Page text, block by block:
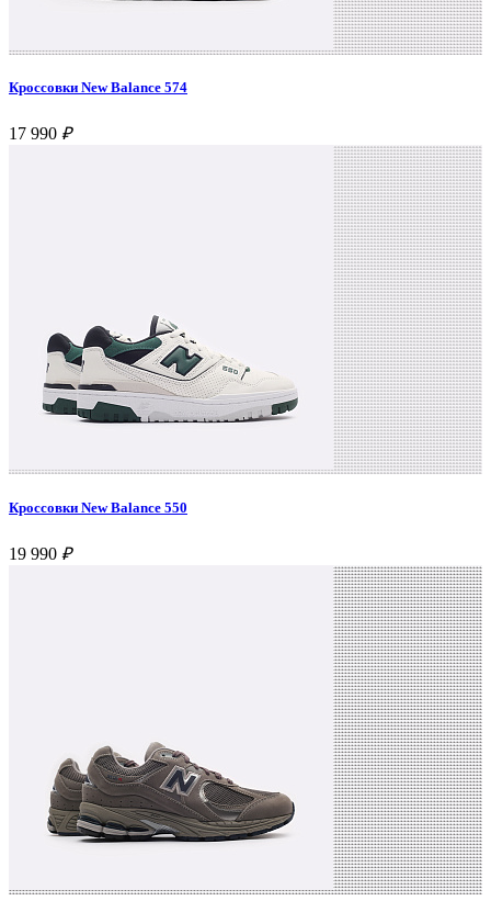
Кроссовки New Balance 574
17 990 ₽
Кроссовки New Balance 550
19 990 ₽